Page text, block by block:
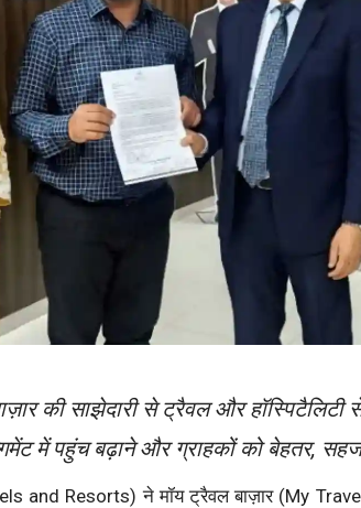
की साझेदारी से ट्रैवल और हॉस्पिटैलिटी
में पहुंच बढ़ाने और ग्राहकों को बेहतर,
and Resorts) ने मॉय ट्रैवल बाज़ार (My